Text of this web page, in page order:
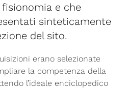
e che
sinteticamente
del sito.
erano selezionate
la competenza della
l’ideale enciclopedico